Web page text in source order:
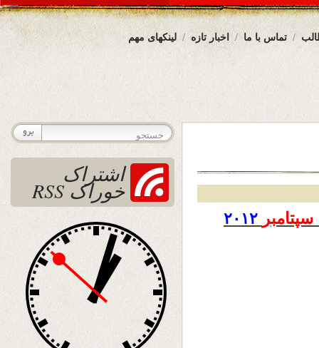
لینکهای مهم اخبار تازه تماس با ما
سپتامبر ۲۰۱۲
اشتراک
خوراک RSS